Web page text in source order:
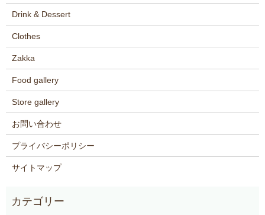
Drink & Dessert
Clothes
Zakka
Food gallery
Store gallery
お問い合わせ
プライバシーポリシー
サイトマップ